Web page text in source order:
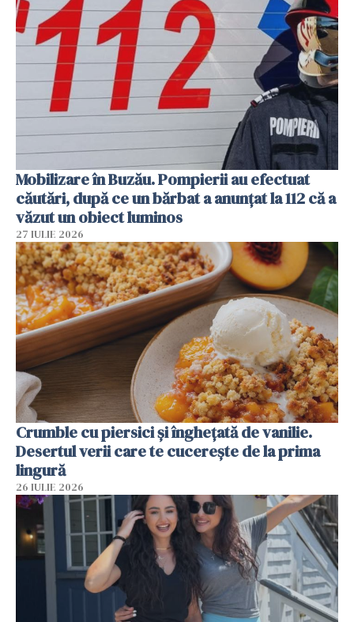
Mobilizare în Buzău. Pompierii au efectuat
căutări, după ce un bărbat a anunțat la 112 că a
văzut un obiect luminos
27 IULIE 2026
Crumble cu piersici și înghețată de vanilie.
Desertul verii care te cucerește de la prima
lingură
26 IULIE 2026